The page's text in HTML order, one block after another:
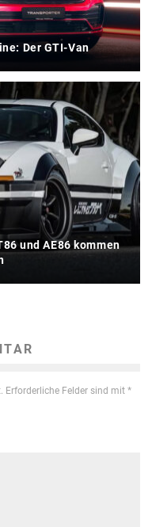
Der GTI-Van
und AE86 kommen
Erforderliche Felder sind mit *